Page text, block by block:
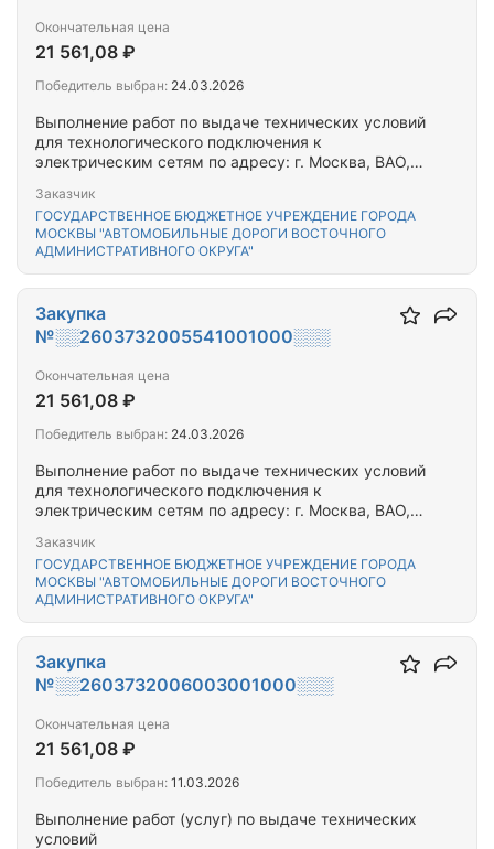
Выполнение работ по выдаче технических условий
для технологического подключения к
электрическим сетям по адресу: г. Москва, ВАО,
Заказчик
ГОСУДАРСТВЕННОЕ БЮДЖЕТНОЕ УЧРЕЖДЕНИЕ ГОРОДА
МОСКВЫ "АВТОМОБИЛЬНЫЕ ДОРОГИ ВОСТОЧНОГО
АДМИНИСТРАТИВНОГО ОКРУГА"
Окончательная цена
21 561,08 ₽
Победитель выбран: 24.03.2026
Выполнение работ по выдаче технических условий
для технологического подключения к
электрическим сетям по адресу: г. Москва, ВАО,
Заказчик
ГОСУДАРСТВЕННОЕ БЮДЖЕТНОЕ УЧРЕЖДЕНИЕ ГОРОДА
МОСКВЫ "АВТОМОБИЛЬНЫЕ ДОРОГИ ВОСТОЧНОГО
АДМИНИСТРАТИВНОГО ОКРУГА"
Закупка
№░░2603732005541001000░░░
Окончательная цена
21 561,08 ₽
Победитель выбран: 24.03.2026
Выполнение работ (услуг) по выдаче технических
условий
Закупка
№░░2603732006003001000░░░
Окончательная цена
21 561,08 ₽
Победитель выбран: 11.03.2026